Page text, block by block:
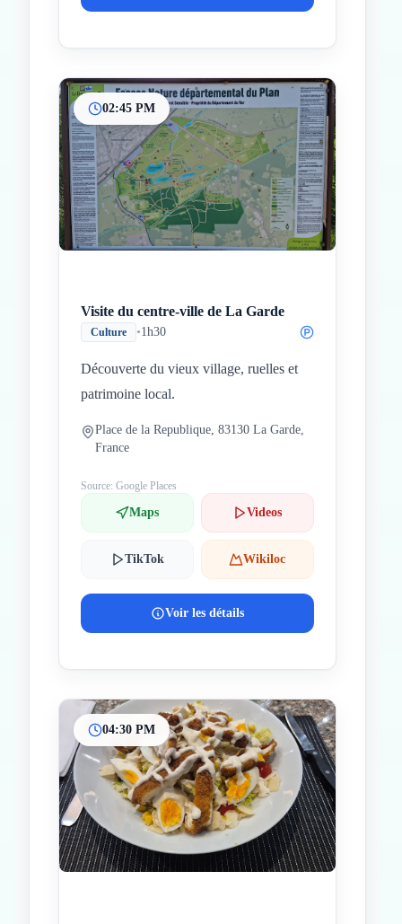
02:45 PM
Visite du centre-ville de La Garde
Culture •1h30
Découverte du vieux village, ruelles et
patrimoine local.
Place de la Republique, 83130 La Garde,
France
Source: Google Places
Maps Videos
TikTok Wikiloc
Voir les détails
04:30 PM